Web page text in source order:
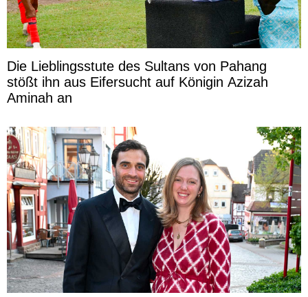
Die Lieblingsstute des Sultans von Pahang
stößt ihn aus Eifersucht auf Königin Azizah
Aminah an